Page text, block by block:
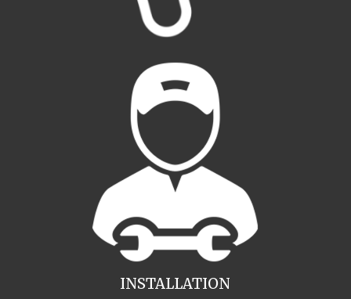
INSTALLATION